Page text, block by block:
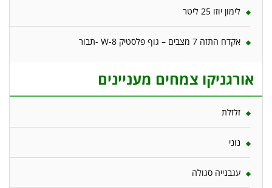
לימון יוזו 25 ליטר
אקדח התזה 7 מצבים – גוף פלסטיק W-8 -תבור
אורגניקו צמחים מעניינים
זלזלת
נוני
עגבנייה סגולה